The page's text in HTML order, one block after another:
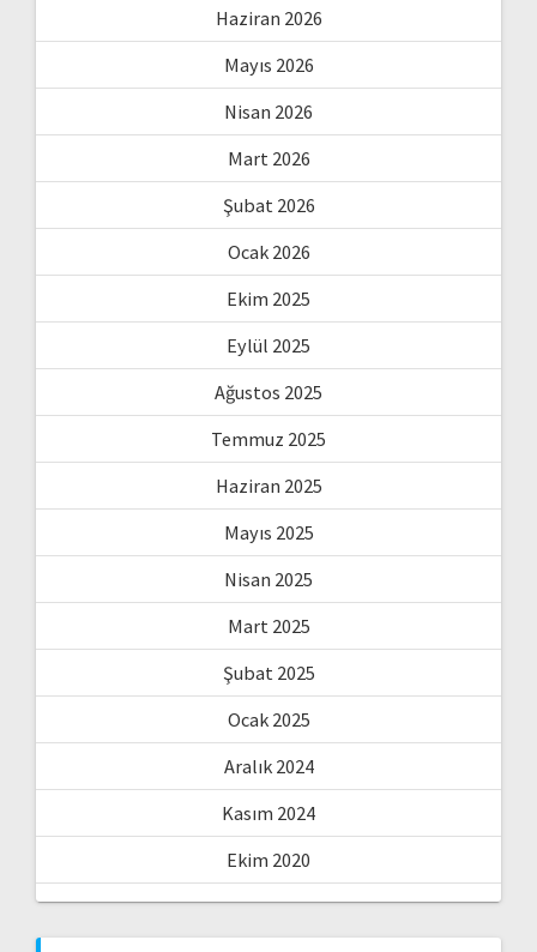
Haziran 2026
Mayıs 2026
Nisan 2026
Mart 2026
Şubat 2026
Ocak 2026
Ekim 2025
Eylül 2025
Ağustos 2025
Temmuz 2025
Haziran 2025
Mayıs 2025
Nisan 2025
Mart 2025
Şubat 2025
Ocak 2025
Aralık 2024
Kasım 2024
Ekim 2020